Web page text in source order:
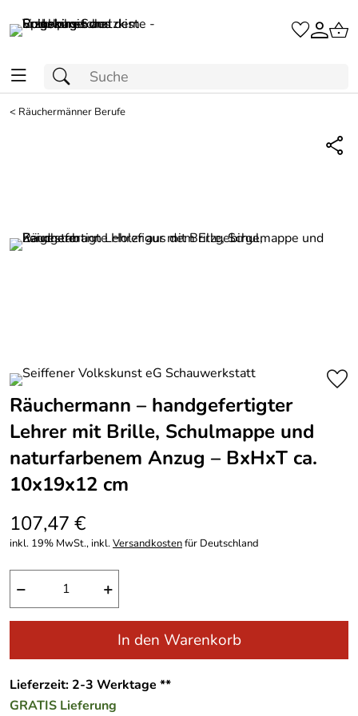
< Räuchermänner Berufe
Räuchermann – handgefertigter
Lehrer mit Brille, Schulmappe und
naturfarbenem Anzug – BxHxT ca.
10x19x12 cm
107,47 €
inkl. 19% MwSt., inkl.Versandkostenfür Deutschland
− +
In den Warenkorb
Lieferzeit: 2-3 Werktage **
GRATIS Lieferung